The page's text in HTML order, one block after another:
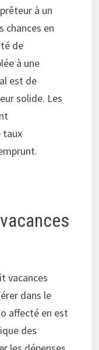
à un
chances en
de
à une
est de
solide. Les
taux
vacances
dans le
affecté en est
des